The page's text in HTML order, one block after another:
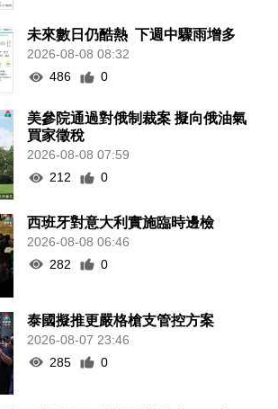
未來數日仍酷熱 下週中驟雨增多
2026-08-08 08:32
486
0
美參院通過對俄制裁案 擬向俄油氣
買家徵稅
2026-08-08 07:59
212
0
西班牙對意大利實施臨時邊檢
2026-08-08 06:46
282
0
泰國擬推更嚴格槍支管控方案
2026-08-07 23:46
285
0